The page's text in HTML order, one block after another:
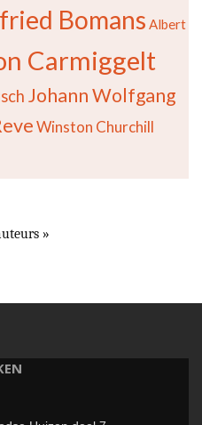
Bomans Albert
Carmiggelt
Johann Wolfgang
Winston Churchill
»